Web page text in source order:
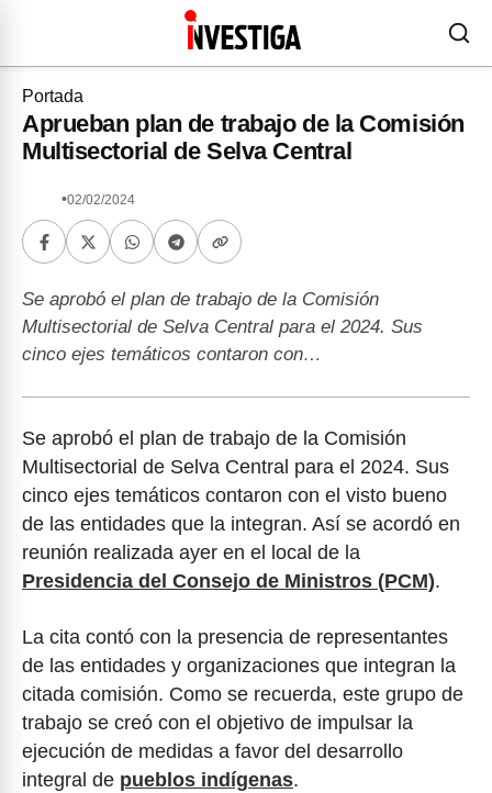
Portada
Aprueban plan de trabajo de la Comisión
Multisectorial de Selva Central
•02/02/2024
Se aprobó el plan de trabajo de la Comisión
Multisectorial de Selva Central para el 2024. Sus
cinco ejes temáticos contaron con…
Se aprobó el plan de trabajo de la Comisión
Multisectorial de Selva Central para el 2024. Sus
cinco ejes temáticos contaron con el visto bueno
de las entidades que la integran. Así se acordó en
reunión realizada ayer en el local de la
Presidencia del Consejo de Ministros (PCM).
La cita contó con la presencia de representantes
de las entidades y organizaciones que integran la
citada comisión. Como se recuerda, este grupo de
trabajo se creó con el objetivo de impulsar la
ejecución de medidas a favor del desarrollo
integral de pueblos indígenas.